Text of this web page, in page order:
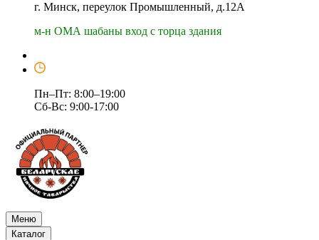
г. Минск, переулок Промышленный, д.12А
м-н ОМА шабаны вход с торца здания
Пн–Пт: 8:00–19:00
Сб-Вс: 9:00-17:00
Меню
Каталог